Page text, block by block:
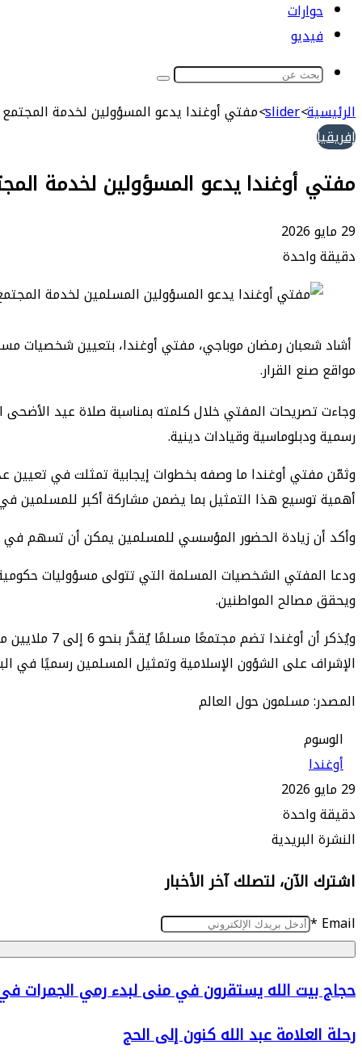
حوارات
فيديو
بحث
الرئيسية>
slider
>مفتي أوغندا يدعو المسؤولين لخدمة المجتمع
إفريقيا
مفتي أوغندا يدعو المسؤولين لخدمة
29 مايو 2026
دقيقة واحدة
فيسبوك
ماسنجر
ماسنجر
واتساب
تيلقرام
مشاركة
أشاد شعبان رمضان موباجي، مفتي أوغندا، بتعيين شخصيات
مواقع صنع القرار.
وجاءت تصريحات المفتي خلال كلمته بمناسبة صلاة عيد
رسمية ودبلوماسية وقيادات دينية.
وثمّن مفتي أوغندا ما وصفه بخطوات إيجابية تمثلت في تعيين
أهمية توسيع هذا التمثيل بما يضمن مشاركة أكبر للمسلمين في
وأكد أن زيادة الحضور المؤسسي للمسلمين يمكن أن تسهم في
ودعا المفتي الشخصيات المسلمة التي تتولى مسؤوليات
ويحقق مصالح المواطنين.
الإشراف على الشؤون الإسلامية وتمثيل المسلمين رسميًا في
المصدر: مسلمون حول العالم
الوسوم
أوغندا
29 مايو 2026
دقيقة واحدة
فيسبوك
ماسنجر
ماسنجر
واتساب
تيلقرام
مشاركة
البريد
طباعة
النشرة البريدية
اشترك الآن، لتصلك آخر الأخبار
Email
*
حجاج
الله
حجاج بيت الله يستقرون في منى لبدء رمي الجمرات
رحلة
رحلة العلامة عبد الله كنون إلى الحج